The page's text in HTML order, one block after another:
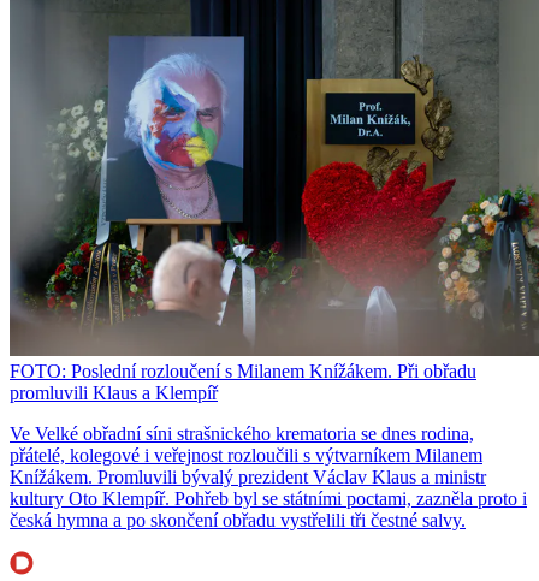
FOTO: Poslední rozloučení s Milanem Knížákem. Při obřadu
promluvili Klaus a Klempíř
Ve Velké obřadní síni strašnického krematoria se dnes rodina,
přátelé, kolegové i veřejnost rozloučili s výtvarníkem Milanem
Knížákem. Promluvili bývalý prezident Václav Klaus a ministr
kultury Oto Klempíř. Pohřeb byl se státními poctami, zazněla proto i
česká hymna a po skončení obřadu vystřelili tři čestné salvy.